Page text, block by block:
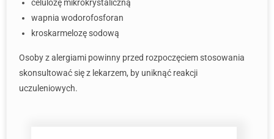
celulozę mikrokrystaliczną
wapnia wodorofosforan
kroskarmelozę sodową
Osoby z alergiami powinny przed rozpoczęciem stosowania
skonsultować się z lekarzem, by uniknąć reakcji
uczuleniowych.